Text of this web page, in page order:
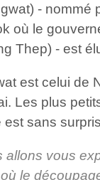
- nommé
où le
Thep) - est
est celui de
Les plus
sans
allons vous
le